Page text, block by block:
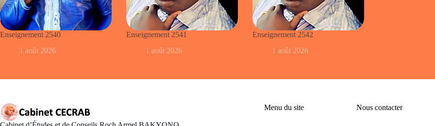
Enseignement 2540
1 août 2026
Enseignement 2541
1 août 2026
Enseignement 2542
1 août 2026
Menu du site Nous contacter